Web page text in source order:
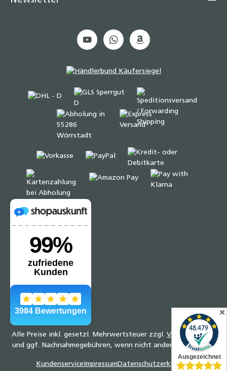
Alle Preise inkl. gesetzl. Mehrwertsteuer zzgl. Versandkosten
und ggf. Nachnahmegebühren, wenn nicht anders angegeben.
KundenserviceImpressumDatenschutzerklärung
✕